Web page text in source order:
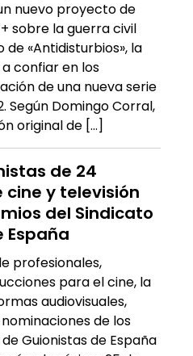
nuevo proyecto de
sobre la guerra civil
«Antidisturbios», la
confiar en los
de una nueva serie
Según Domingo Corral,
original de […]
de 24
y televisión
del Sindicato
España
profesionales,
para el cine, la
audiovisuales,
de los
Guionistas de España